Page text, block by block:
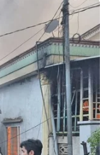
nhiên, giới
người dân và
khoảng cách
mạnh hơn.
ghi nhận
ở Australia,
trong việc